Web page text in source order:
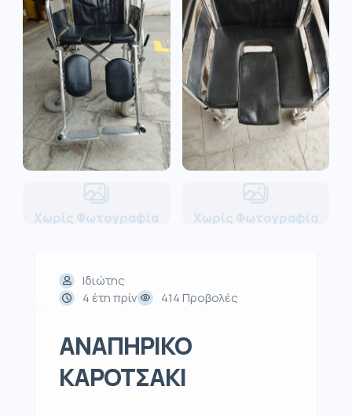
Χωρίς Φωτογραφία Χωρίς Φωτογραφία
Ιδιώτης
4 έτη πρίν
414 Προβολές
ΑΝΑΠΗΡΙΚΟ
ΚΑΡΟΤΣΑΚΙ